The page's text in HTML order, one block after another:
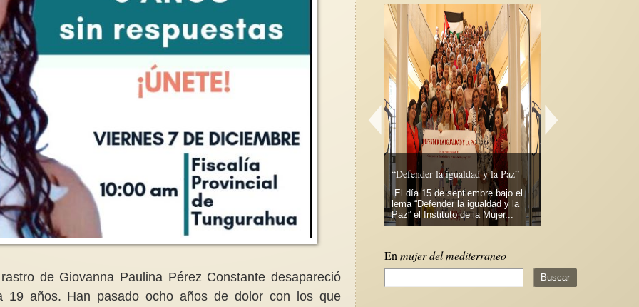
de Giovanna Paulina Pérez Constante desapareció
años. Han pasado ocho años de dolor con los que
personas
¡
solo
y
y valioso
Luto político en Estados Unidos:
crónica de una muerte anunciada
Para millones de personas en
Estados Unidos hoy es un día de
luto, con los resultados de las...
El reto emocional, familiar y social
de las madres que trabajan fuera de
casa
El modelo tradicional de la familia
mujeres desempeñar dentro...
“Defender la igualdad y la Paz”
El día 15 de septiembre bajo el
lema “Defender la igualdad y la
Paz” el Instituto de la Mujer...
En mujer del mediterraneo